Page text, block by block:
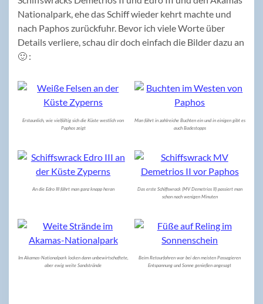
Nationalpark, ehe das Schiff wieder kehrt machte und
nach Paphos zurückfuhr. Bevor ich viele Worte über
Details verliere, schau dir doch einfach die Bilder dazu an
🙂 :
Erstaunlich, wie vielfältig sich die Küste westlich von
Paphos zeigt
Man fährt in zahlreiche Buchten ein und in einigen gibt es
auch Badestopps
An die Edro III fährt man ganz knapp heran
Das erste Schiffswrack (MV Demetrios II) passiert man
schon nach wenigen Minuten
Im Akamas-Nationalpark locken dann unbewirtschaftete,
aber ewig weite Sandstrände
Beim Retourfahren war bei den meisten Passagieren
Entspannung und Sonne genießen angesagt